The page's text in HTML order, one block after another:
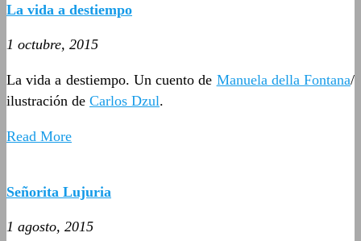
La vida a destiempo
1 octubre, 2015
La vida a destiempo. Un cuento de Manuela della Fontana/
ilustración de Carlos Dzul.
Read More
Señorita Lujuria
1 agosto, 2015